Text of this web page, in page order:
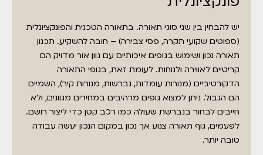
יש להבחין בין שני סוגי תאורה. בתאורה הטכנית והפונקציונלית
(ספוטים שקועי תקרה, פסי צבירה) – חובה להשקיע. תכנון
תאורה נכון ושימוש בגופים איכותיים עם גוון אור מדויק הם
קריטיים לאווירה ולנוחות. לעומת זאת, בגופי התאורה
הדקורטיביים (מנורות עומדות, נברשות, מנורות קיר), השמיים
הם הגבול. ניתן למצוא גופים מרהיבים במחירים מגוונים, ולא
חייבים לבחור בנברשת שעולה כמו רכב קטן כדי ליצור רושם.
לפעמים, גוף תאורה צנוע אך נכון במקום הנכון יעשה עבודה
טובה יותר.